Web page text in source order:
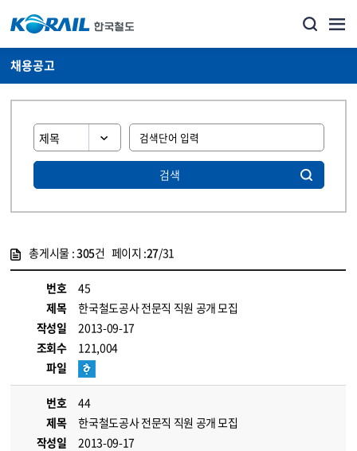
채용공고
검색
총게시물 :305건 페이지 :27/31
번호
45
제목
한국철도공사 전문직 직원 공개 모집
작성일
2013-09-17
조회수
121,004
파일
번호
44
제목
한국철도공사 전문직 직원 공개 모집
작성일
2013-09-17